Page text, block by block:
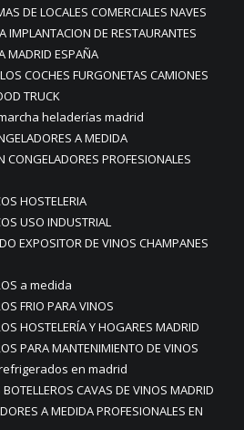
DE LOCALES COMERCIALES NAVES
IMPLANTACION DE RESTAURANTES
MADRID ESPAÑA
COCHES FURGONETAS CAMIONES
TRUCK
heladerías madrid
A MEDIDA
CONGELADORES PROFESIONALES
HOSTELERIA
USO INDUSTRIAL
EXPOSITOR DE VINOS CHAMPANES
a medida
FRIO PARA VINOS
HOSTELERÍA Y HOGARES MADRID
PARA MANTENIMIENTO DE VINOS
en madrid
CAVAS DE VINOS MADRID
A MEDIDA PROFESIONALES EN